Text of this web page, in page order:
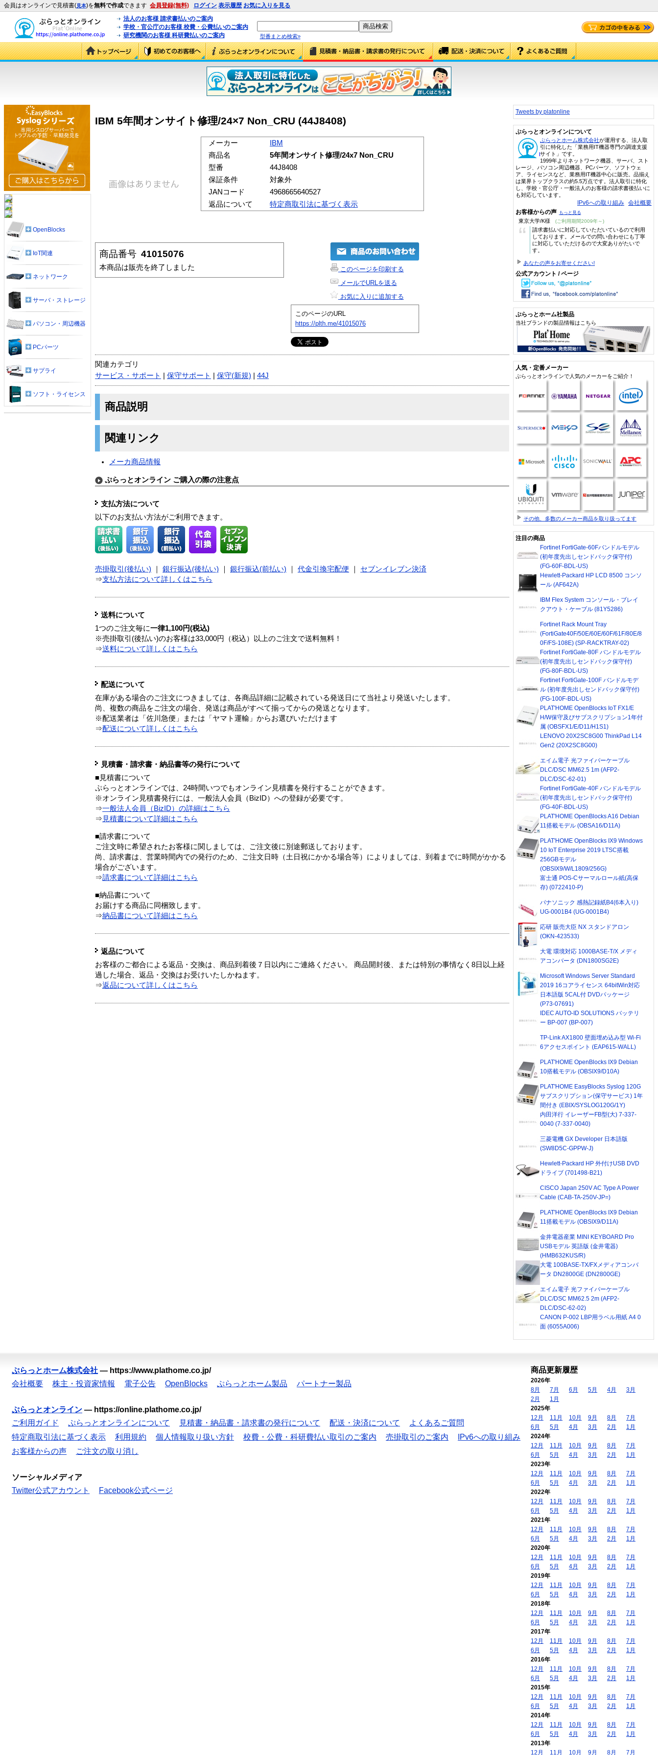
会員はオンラインで見積書(見本)を無料で作成できます 会員登録(無料) ログイン 表示履歴 お気に入りを見る
法人のお客様 請求書払いのご案内
学校・官公庁のお客様 校費・公費払いのご案内
研究機関のお客様 科研費払いのご案内
型番まとめ検索»
IBM 5年間オンサイト修理/24×7 Non_CRU (44J8408)
メーカー
IBM
商品名
5年間オンサイト修理/24x7 Non_CRU
型番
44J8408
保証条件
対象外
JANコード
4968665640527
返品について
特定商取引法に基づく表示
商品番号 41015076
本商品は販売を終了しました
このページを印刷する
メールでURLを送る
お気に入りに追加する
このページのURL
https://plth.me/41015076
関連カテゴリ
サービス・サポート
保守サポート 保守(新規) 44J
商品説明
関連リンク
メーカ商品情報
ぷらっとオンライン ご購入の際の注意点
支払方法について
以下のお支払い方法がご利用できます。
売掛取引(後払い) 銀行振込(後払い) 銀行振込(前払い) 代金引換宅配便
セブンイレブン決済
⇒支払方法について詳しくはこちら
送料について
1つのご注文毎に一律1,100円(税込)
※売掛取引(後払い)のお客様は33,000円（税込）以上のご注文で送料無料！
⇒送料について詳しくはこちら
配送について
在庫がある場合のご注文につきましては、各商品詳細に記載されている発送日にて当社より発送いたします。
尚、複数の商品をご注文の場合、発送は商品がすべて揃ってからの発送となります。
※配送業者は「佐川急便」または「ヤマト運輸」からお選びいただけます
⇒配送について詳しくはこちら
見積書・請求書・納品書等の発行について
■見積書について
ぷらっとオンラインでは、24時間いつでもオンライン見積書を発行することができます。
※オンライン見積書発行には、一般法人会員（BizID）への登録が必要です。
⇒一般法人会員（BizID）の詳細はこちら
⇒ 見積書について詳細はこちら
■請求書について
ご注文時に希望されたお客様に関しましては、ご注文後に別途郵送しております。
尚、請求書は、営業時間内での発行のため、ご注文日時（土日祝にかかる場合等）によりましては、到着までに時間がかかる
場合がございます。
⇒請求書について詳細はこちら
■納品書について
お届けする商品に同梱致します。
⇒納品書について詳細はこちら
返品について
お客様のご都合による返品・交換は、商品到着後７日以内にご連絡ください。 商品開封後、または特別の事情なく8日以上経
過した場合、返品・交換はお受けいたしかねます。
⇒返品について詳しくはこちら
OpenBlocks
IoT関連
ネットワーク
サーバ・ストレージ
パソコン・周辺機器
PCパーツ
サプライ
ソフト・ライセンス
Tweets by platonline
ぷらっとオンラインについて
ぷらっとホーム株式会社が運用する、法人取
引に特化した「業務用IT機器専門の調達支援
サイト」です。
1999年よりネットワーク機器、サーバ、スト
レージ、パソコン周辺機器、PCパーツ、ソフトウェ
ア、ライセンスなど、業務用IT機器中心に販売。品揃え
は業界トップクラスの約5.5万点です。法人取引に特化
し、学校・官公庁・一般法人のお客様の請求書後払いに
も対応しています。
IPv6への取り組み 会社概要
お客様からの声 もっと見る
東京大学/K様 (ご利用期間2009年～)
“
請求書払いに対応していただいているので利用
しております。メールでの問い合わせにも丁寧
に対応していただけるので大変ありがたいで
す。
あなたの声をお寄せください!
公式アカウント / ページ
ぷらっとホーム社製品
当社ブランドの製品情報はこちら
人気・定番メーカー
ぷらっとオンラインで人気のメーカーをご紹介！
その他、多数のメーカー商品を取り扱ってます
注目の商品
Fortinet FortiGate-60Fバンドルモデル
(初年度先出しセンドバック保守付)
(FG-60F-BDL-US)
Hewlett-Packard HP LCD 8500 コンソ
ール (AF642A)
IBM Flex System コンソール・ブレイ
クアウト・ケーブル (81Y5286)
Fortinet Rack Mount Tray
(FortiGate40F/50E/60E/60F/61F/80E/8
0F/FS-108E) (SP-RACKTRAY-02)
Fortinet FortiGate-80F バンドルモデル
(初年度先出しセンドバック保守付)
(FG-80F-BDL-US)
Fortinet FortiGate-100F バンドルモデ
ル (初年度先出しセンドバック保守付)
(FG-100F-BDL-US)
PLAT'HOME OpenBlocks IoT FX1/E
H/W保守及びサブスクリプション1年付
属 (OBSFX1/E/D11/H1S1)
LENOVO 20X2SC8G00 ThinkPad L14
Gen2 (20X2SC8G00)
エイム電子 光ファイバーケーブル
DLC/DSC MM62.5 1m (AFP2-
DLC/DSC-62-01)
Fortinet FortiGate-40F バンドルモデル
(初年度先出しセンドバック保守付)
(FG-40F-BDL-US)
PLAT'HOME OpenBlocks A16 Debian
11搭載モデル (OBSA16/D11A)
PLAT'HOME OpenBlocks IX9 Windows
10 IoT Enterprise 2019 LTSC搭載
256GBモデル
(OBSIX9/W/L1809/256G)
富士通 POS-Cサーマルロール紙(高保
存) (0722410-P)
パナソニック 感熱記録紙B4(6本入り)
UG-0001B4 (UG-0001B4)
応研 販売大臣 NX スタンドアロン
(OKN-423533)
大電 環境対応 1000BASE-T/X メディ
アコンバータ (DN1800SG2E)
Microsoft Windows Server Standard
2019 16コアライセンス 64bitWin対応
日本語版 5CAL付 DVDパッケージ
(P73-07691)
IDEC AUTO-ID SOLUTIONS バッテリ
ー BP-007 (BP-007)
TP-Link AX1800 壁面埋め込み型 Wi-Fi
6アクセスポイント (EAP615-WALL)
PLAT'HOME OpenBlocks IX9 Debian
10搭載モデル (OBSIX9/D10A)
PLAT'HOME EasyBlocks Syslog 120G
サブスクリプション(保守サービス) 1年
間付き (EBIX/SYSLOG120G/1Y)
内田洋行 イレーザーFB型(大) 7-337-
0040 (7-337-0040)
三菱電機 GX Developer 日本語版
(SW8D5C-GPPW-J)
Hewlett-Packard HP 外付けUSB DVD
ドライブ (701498-B21)
CISCO Japan 250V AC Type A Power
Cable (CAB-TA-250V-JP=)
PLAT'HOME OpenBlocks IX9 Debian
11搭載モデル (OBSIX9/D11A)
金井電器産業 MINI KEYBOARD Pro
USBモデル 英語版 (金井電器)
(HMB632KUS/R)
大電 100BASE-TX/FXメディアコンバ
ータ DN2800GE (DN2800GE)
エイム電子 光ファイバーケーブル
DLC/DSC MM62.5 2m (AFP2-
DLC/DSC-62-02)
CANON P-002 LBP用ラベル用紙 A4 0
面 (6055A006)
ぷらっとホーム株式会社 — https://www.plathome.co.jp/
会社概要
株主・投資家情報 電子公告 OpenBlocks ぷらっとホーム製品 パートナー製品
ぷらっとオンライン — https://online.plathome.co.jp/
ご利用ガイド
ぷらっとオンラインについて 見積書・納品書・請求書の発行について 配送・決済について
よくあるご質問
特定商取引法に基づく表示
利用規約 個人情報取り扱い方針 校費・公費・科研費払い取引のご案内 売掛取引のご案内
IPv6への取り組み
お客様からの声
ご注文の取り消し
ソーシャルメディア
Twitter公式アカウント
Facebook公式ページ
商品更新履歴
2026年
8月
7月 6月 5月 4月
3月
2月
1月
2025年
12月
11月 10月 9月 8月
7月
6月
5月 4月 3月 2月
1月
2024年
12月
11月 10月 9月 8月
7月
6月
5月 4月 3月 2月
1月
2023年
12月
11月 10月 9月 8月
7月
6月
5月 4月 3月 2月
1月
2022年
12月
11月 10月 9月 8月
7月
6月
5月 4月 3月 2月
1月
2021年
12月
11月 10月 9月 8月
7月
6月
5月 4月 3月 2月
1月
2020年
12月
11月 10月 9月 8月
7月
6月
5月 4月 3月 2月
1月
2019年
12月
11月 10月 9月 8月
7月
6月
5月 4月 3月 2月
1月
2018年
12月
11月 10月 9月 8月
7月
6月
5月 4月 3月 2月
1月
2017年
12月
11月 10月 9月 8月
7月
6月
5月 4月 3月 2月
1月
2016年
12月
11月 10月 9月 8月
7月
6月
5月 4月 3月 2月
1月
2015年
12月
11月 10月 9月 8月
7月
6月
5月 4月 3月 2月
1月
2014年
12月
11月 10月 9月 8月
7月
6月
5月 4月 3月 2月
1月
2013年
12月
11月 10月 9月 8月 7月